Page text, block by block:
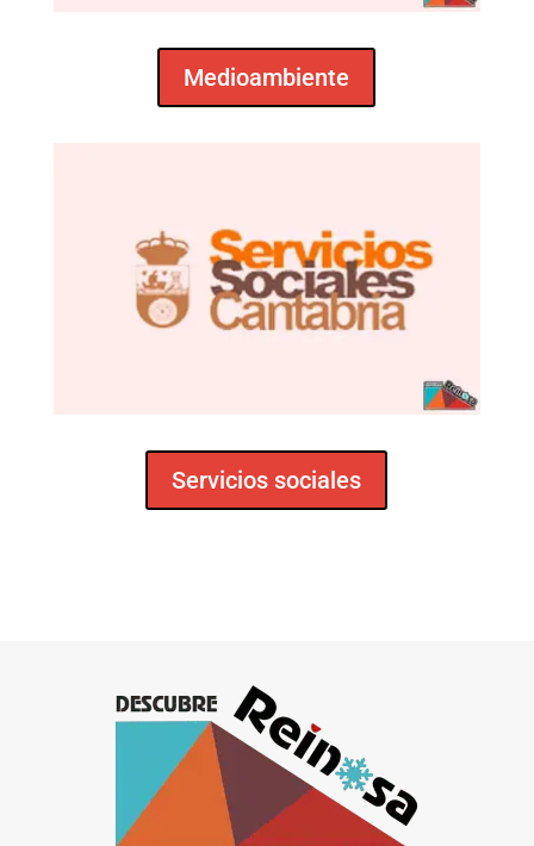
Medioambiente
Servicios sociales